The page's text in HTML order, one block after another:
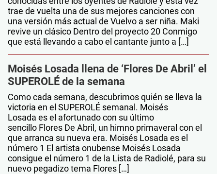
trae de vuelta una de sus mejores canciones con
una versión más actual de Vuelvo a ser niña. Maki
revive un clásico Dentro del proyecto 20 Conmigo
que está llevando a cabo el cantante junto a […]
Moisés Losada llena de ‘Flores De Abril’ el
SUPEROLÉ de la semana
Como cada semana, descubrimos quién se lleva la
victoria en el SUPEROLÉ semanal. Moisés
Losada es el afortunado con su último
sencillo Flores De Abril, un himno primaveral con el
que arranca su nueva era. Moisés Losada es el
número 1 El artista onubense Moisés Losada
consigue el número 1 de la Lista de Radiolé, para su
nuevo pegadizo tema Flores […]